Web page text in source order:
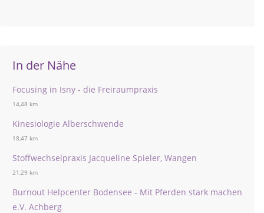
In der Nähe
Focusing in Isny - die Freiraumpraxis
14,48 km
Kinesiologie Alberschwende
18,47 km
Stoffwechselpraxis Jacqueline Spieler, Wangen
21,29 km
Burnout Helpcenter Bodensee - Mit Pferden stark machen
e.V. Achberg